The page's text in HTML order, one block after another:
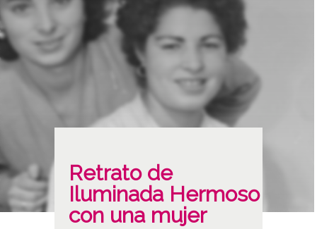
Retrato de
Iluminada Hermoso
con una mujer